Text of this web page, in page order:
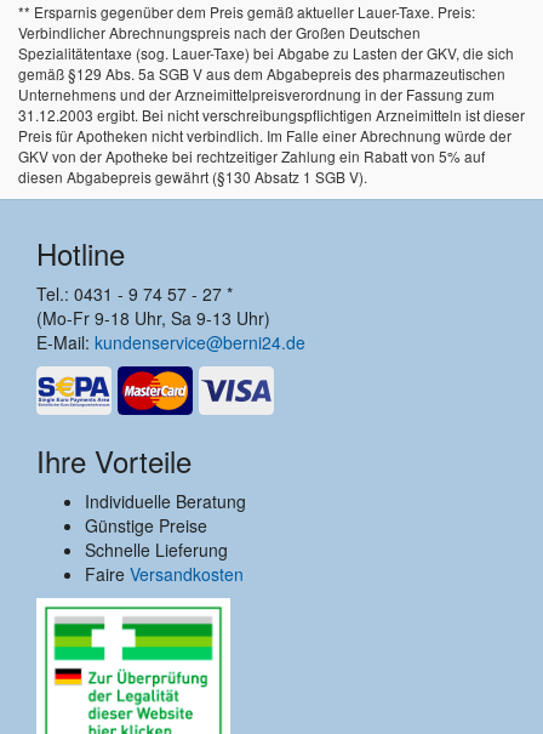
** Ersparnis gegenüber dem Preis gemäß aktueller Lauer-Taxe. Preis:
Verbindlicher Abrechnungspreis nach der Großen Deutschen
Spezialitätentaxe (sog. Lauer-Taxe) bei Abgabe zu Lasten der GKV, die sich
gemäß §129 Abs. 5a SGB V aus dem Abgabepreis des pharmazeutischen
Unternehmens und der Arzneimittelpreisverordnung in der Fassung zum
31.12.2003 ergibt. Bei nicht verschreibungspflichtigen Arzneimitteln ist dieser
Preis für Apotheken nicht verbindlich. Im Falle einer Abrechnung würde der
GKV von der Apotheke bei rechtzeitiger Zahlung ein Rabatt von 5% auf
diesen Abgabepreis gewährt (§130 Absatz 1 SGB V).
Hotline
Tel.: 0431 - 9 74 57 - 27 *
(Mo-Fr 9-18 Uhr, Sa 9-13 Uhr)
E-Mail: kundenservice@berni24.de
Ihre Vorteile
Individuelle Beratung
Günstige Preise
Schnelle Lieferung
Faire Versandkosten